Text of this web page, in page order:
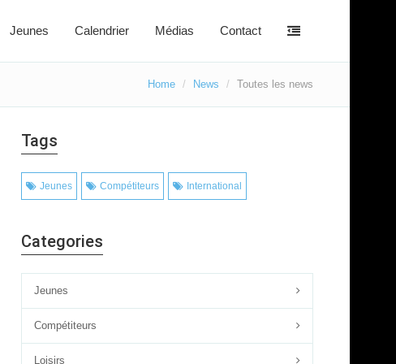
Jeunes Calendrier Médias Contact
Home News Toutes les news
Tags
Jeunes Compétiteurs International
Categories
Jeunes
Compétiteurs
Loisirs